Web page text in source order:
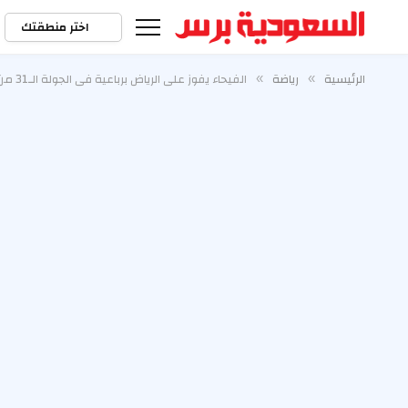
اختر منطقتك
الرئيسية » رياضة » الفيحاء يفوز على الرياض برباعية في الجولة الـ31 من «دوري روشن»